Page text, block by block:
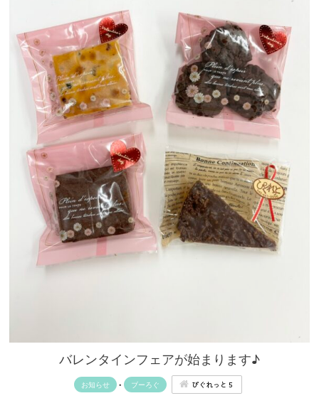
バレンタインフェアが始まります♪
お知らせ • ブーろぐ ぴぐれっと５